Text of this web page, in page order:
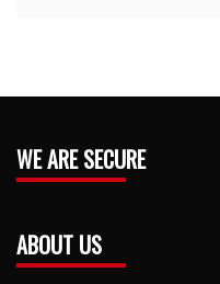
WE ARE SECURE
ABOUT US